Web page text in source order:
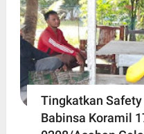
Tingkatkan
Babinsa Koramil